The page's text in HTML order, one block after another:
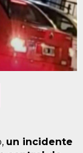
un incidente